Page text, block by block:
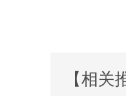
【相关